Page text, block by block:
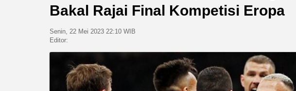
Bakal Rajai Final Kompetisi Eropa
Senin, 22 Mei 2023 22:10 WIB
Editor: